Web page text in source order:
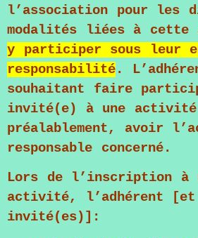
l’association pour les
modalités liées à
y participer sous leur
responsabilité.
souhaitant faire
invité(e) à une
préalablement, avoir
responsable concerné.
Lors de l’inscription à
activité, l’adhérent [et
invité(es)]: